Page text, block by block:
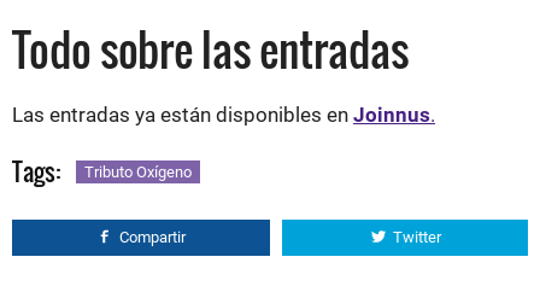
Todo sobre las entradas
Las entradas ya están disponibles en Joinnus.
Tags: Tributo Oxígeno
Compartir Twitter